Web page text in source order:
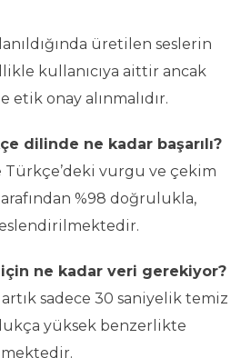
üretilen seslerin
kullanıcıya aittir ancak
etik onay alınmalıdır.
dilinde ne kadar başarılı?
Türkçe’deki vurgu ve çekim
%98 doğrulukla,
ne kadar veri gerekiyor?
sadece 30 saniyelik temiz
yüksek benzerlikte